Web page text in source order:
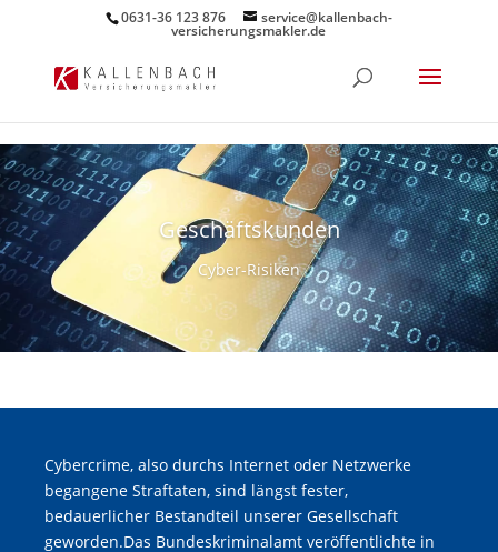
0631-36 123 876 service@kallenbach-
versicherungsmakler.de
Geschäftskunden
Cyber-Risiken
Cybercrime, also durchs Internet oder Netzwerke
begangene Straftaten, sind längst fester,
bedauerlicher Bestandteil unserer Gesellschaft
geworden.Das Bundeskriminalamt veröffentlichte in